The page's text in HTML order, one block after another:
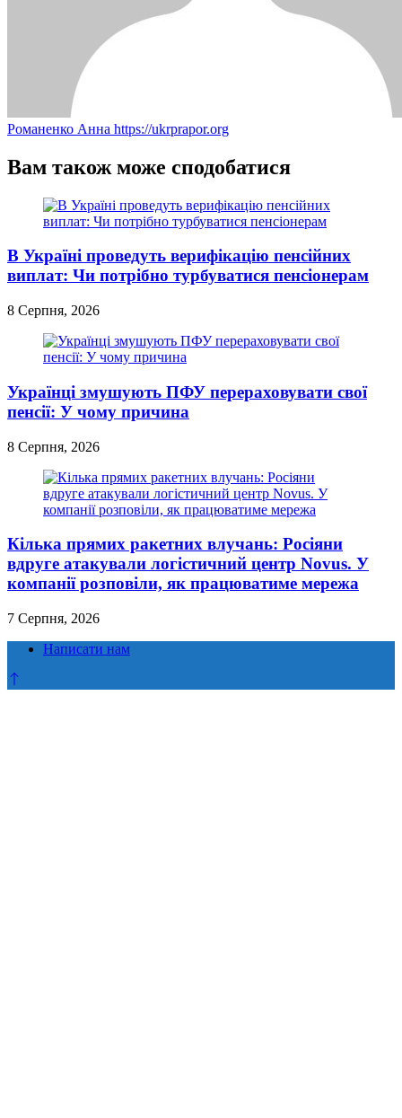
Романенко Анна https://ukrprapor.org
Вам також може сподобатися
В Україні проведуть верифікацію пенсійних
виплат: Чи потрібно турбуватися пенсіонерам
8 Серпня, 2026
Українці змушують ПФУ перераховувати свої
пенсії: У чому причина
8 Серпня, 2026
Кілька прямих ракетних влучань: Росіяни
вдруге атакували логістичний центр Novus. У
компанії розповіли, як працюватиме мережа
7 Серпня, 2026
Написати нам
Прокрутка
до